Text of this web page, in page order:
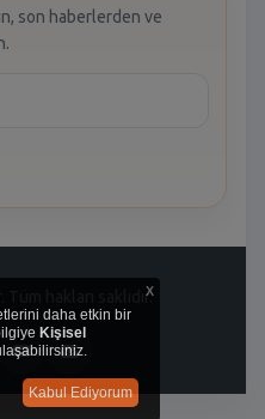
son haberlerden ve
hakları saklıdır.
x
daha etkin bir
Kişisel
Kabul Ediyorum